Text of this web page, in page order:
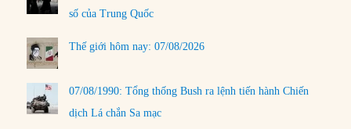
số của Trung Quốc
Thế giới hôm nay: 07/08/2026
07/08/1990: Tổng thống Bush ra lệnh tiến hành Chiến
dịch Lá chắn Sa mạc